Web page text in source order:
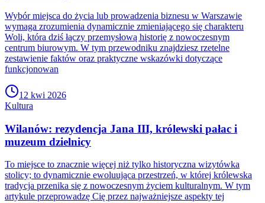
Wybór miejsca do życia lub prowadzenia biznesu w Warszawie
wymaga zrozumienia dynamicznie zmieniającego się charakteru
Woli, która dziś łączy przemysłową historię z nowoczesnym
centrum biurowym. W tym przewodniku znajdziesz rzetelne
zestawienie faktów oraz praktyczne wskazówki dotyczące
funkcjonowan
12 kwi 2026
Kultura
Wilanów: rezydencja Jana III, królewski pałac i
muzeum dzielnicy
To miejsce to znacznie więcej niż tylko historyczna wizytówka
stolicy; to dynamicznie ewoluująca przestrzeń, w której królewska
tradycja przenika się z nowoczesnym życiem kulturalnym. W tym
artykule przeprowadzę Cię przez najważniejsze aspekty tej